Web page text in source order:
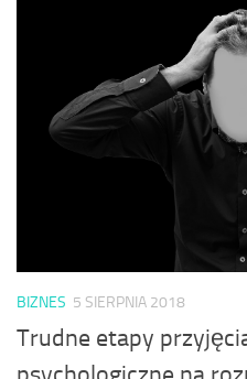
BIZNES 5 SIERPNIA 2018
Trudne etapy